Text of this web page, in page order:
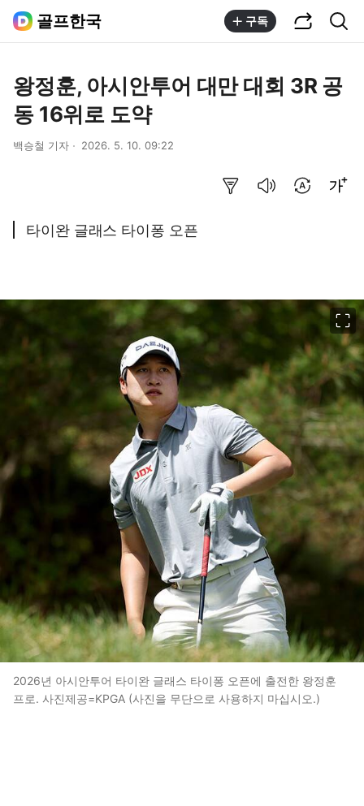
골프한국 구독
왕정훈, 아시안투어 대만 대회 3R 공
동 16위로 도약
백승철 기자 2026. 5. 10. 09:22
타이완 글래스 타이퐁 오픈
2026년 아시안투어 타이완 글래스 타이퐁 오픈에 출전한 왕정훈
프로. 사진제공=KPGA (사진을 무단으로 사용하지 마십시오.)